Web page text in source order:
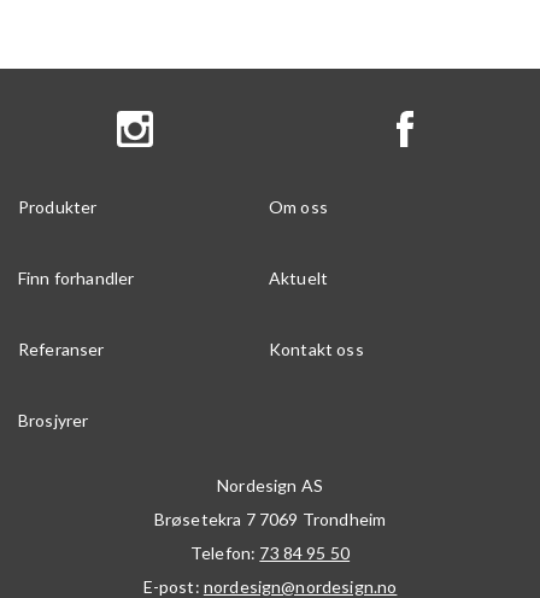
Produkter Om oss
Finn forhandler Aktuelt
Referanser Kontakt oss
Brosjyrer
Nordesign AS
Brøsetekra 7 7069 Trondheim
Telefon: 73 84 95 50
E-post: nordesign@nordesign.no